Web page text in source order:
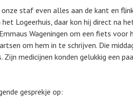
staf even alles aan de kant en
het Logeerhuis, daar kon hij direct na
Wageningen om een fiets voor
om hem in te schrijven. Die
medicijnen konden gelukkig een
gesprekje op: